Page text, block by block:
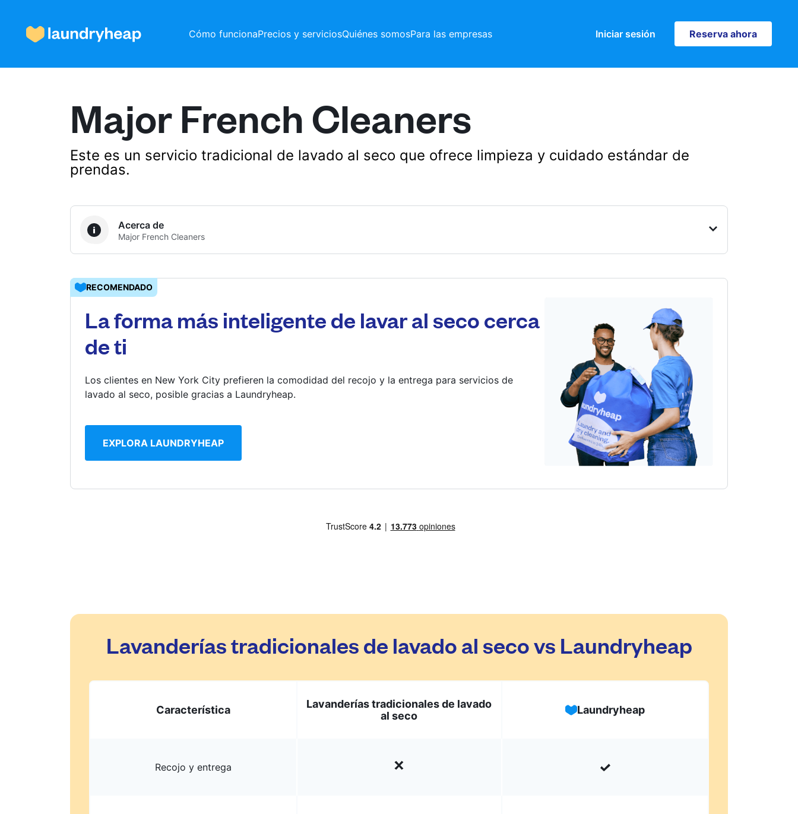
Cómo funcionaPrecios y serviciosQuiénes somosPara las empresas Iniciar sesión Reserva ahora
Reserva ahora
Cómo funciona
Precios y servicios
Quiénes somos
Para las empresas
Iniciar sesión
Major French Cleaners
Este es un servicio tradicional de lavado al seco que ofrece limpieza y cuidado estándar de
prendas.
Acerca de
Major French Cleaners
Calcular la distancia
RECOMENDADO
La forma más inteligente de lavar al seco cerca
de ti
Los clientes en New York City prefieren la comodidad del recojo y la entrega para servicios de
lavado al seco, posible gracias a Laundryheap.
EXPLORA LAUNDRYHEAP
Lavanderías tradicionales de lavado al seco vs Laundryheap
Característica
Lavanderías tradicionales de lavado
al seco
Laundryheap
Recojo y entrega